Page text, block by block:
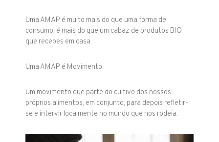
Uma AMAP é muito mais do que uma forma de
consumo, é mais do que um cabaz de produtos BIO
que recebes em casa.
Uma AMAP é Movimento.
Um movimento que parte do cultivo dos nossos
próprios alimentos, em conjunto, para depois refletir-
se e intervir localmente no mundo que nos rodeia.